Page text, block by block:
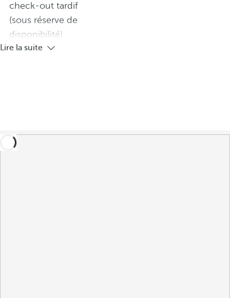
check-out tardif
(sous réserve de
disponibilité).
Lire la suite